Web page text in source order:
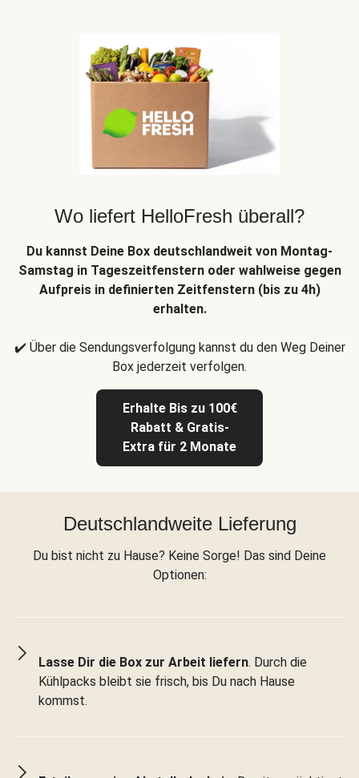
Wo liefert HelloFresh überall?
Du kannst Deine Box deutschlandweit von Montag-
Samstag in Tageszeitfenstern oder wahlweise gegen
Aufpreis in definierten Zeitfenstern (bis zu 4h)
erhalten.
✔️ Über die Sendungsverfolgung kannst du den Weg Deiner
Box jederzeit verfolgen.
Erhalte Bis zu 100€
Rabatt & Gratis-
Extra für 2 Monate
Deutschlandweite Lieferung
Du bist nicht zu Hause? Keine Sorge! Das sind Deine
Optionen:
Lasse Dir die Box zur Arbeit liefern. Durch die
Kühlpacks bleibt sie frisch, bis Du nach Hause
kommst.